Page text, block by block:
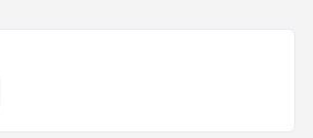
Talebini Gönder
e-posta ile bilgilendireceğiz.